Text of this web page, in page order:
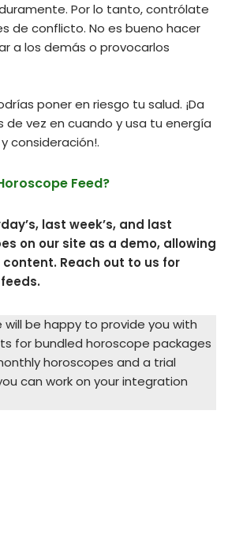
Por lo tanto, contrólate
de conflicto. No es bueno hacer
a los demás o provocarlos
poner en riesgo tu salud. ¡Da
de vez en cuando y usa tu energía
consideración!.
Feed?
last week’s, and last
on our site as a demo, allowing
Reach out to us for
will be happy to provide you with
for bundled horoscope packages
horoscopes and a trial
can work on your integration